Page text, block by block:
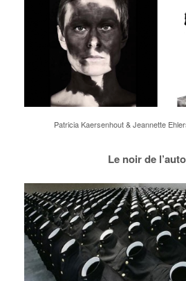
Patricia Kaersenhout & Jeannette
Le noir de